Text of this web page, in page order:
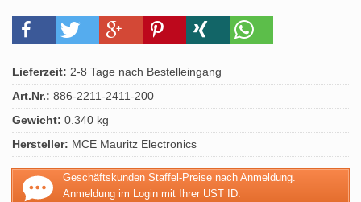
Lieferzeit: 2-8 Tage nach Bestelleingang
Art.Nr.: 886-2211-2411-200
Gewicht: 0.340 kg
Hersteller: MCE Mauritz Electronics
Geschäftskunden Staffel-Preise nach Anmeldung.
Anmeldung im Login mit Ihrer UST ID.